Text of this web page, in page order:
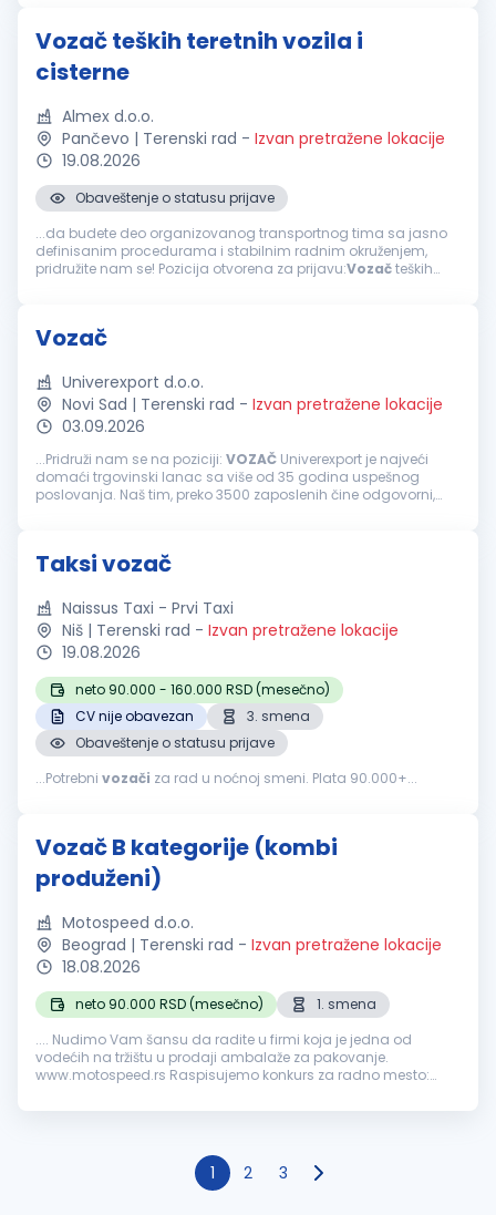
Vozač teških teretnih vozila i
cisterne
Almex d.o.o.
Pančevo | Terenski rad - Izvan pretražene lokacije
19.08.2026
Obaveštenje o statusu prijave
...da budete deo organizovanog transportnog tima sa jasno
definisanim procedurama i stabilnim radnim okruženjem,
pridružite nam se! Pozicija otvorena za prijavu:Vozačteških
Vozač
Univerexport d.o.o.
Novi Sad | Terenski rad - Izvan pretražene lokacije
03.09.2026
...Pridruži nam se na poziciji: VOZAČ Univerexport je najveći
domaći trgovinski lanac sa više od 35 godina uspešnog
poslovanja. Naš tim, preko 3500 zaposlenih čine odgovorni,
Taksi vozač
Naissus Taxi - Prvi Taxi
Niš | Terenski rad - Izvan pretražene lokacije
19.08.2026
neto 90.000 - 160.000 RSD (mesečno)
CV nije obavezan
3. smena
Obaveštenje o statusu prijave
...Potrebni vozači za rad u noćnoj smeni. Plata 90.000+...
Vozač B kategorije (kombi
produženi)
Motospeed d.o.o.
Beograd | Terenski rad - Izvan pretražene lokacije
18.08.2026
neto 90.000 RSD (mesečno)
1. smena
.... Nudimo Vam šansu da radite u firmi koja je jedna od
vodećih na tržištu u prodaji ambalaže za pakovanje.
www.motospeed.rs Raspisujemo konkurs za radno mesto:
1 2 3